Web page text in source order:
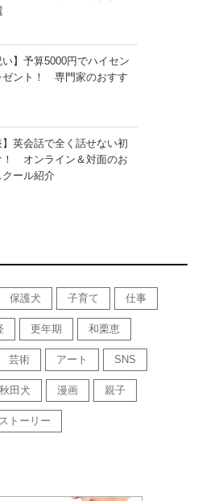
い】予算5000円でハイセン
ゼント！ 専門家のおすす
】英会話で全く話せない初
！ オンライン＆対面のお
ール紹介
保護犬 子育て 仕事
更年期 和栗恵
芸術 アート SNS
秋田犬 漫画 親子
トーリー